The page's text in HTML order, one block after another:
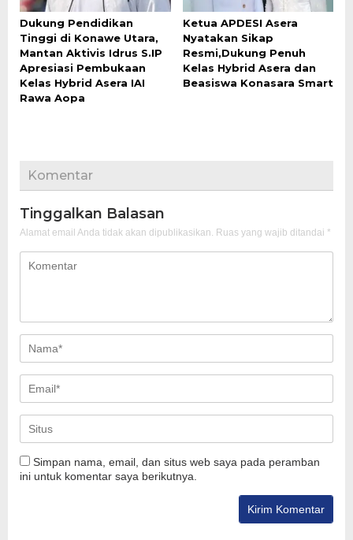
Dukung Pendidikan
Tinggi di Konawe Utara,
Mantan Aktivis Idrus S.IP
Apresiasi Pembukaan
Kelas Hybrid Asera IAI
Rawa Aopa
Ketua APDESI Asera
Nyatakan Sikap
Resmi,Dukung Penuh
Kelas Hybrid Asera dan
Beasiswa Konasara Smart
Komentar
Tinggalkan Balasan
Alamat email Anda tidak akan dipublikasikan. Ruas yang wajib ditandai *
Simpan nama, email, dan situs web saya pada peramban
ini untuk komentar saya berikutnya.